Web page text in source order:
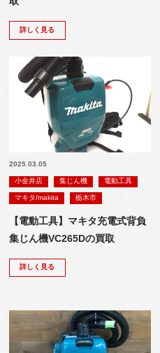
詳しく見る
2025.03.05
小金井店 集じん機 電動工具
マキタ/makita 栃木市
【電動工具】マキタ充電式背負
集じん機VC265Dの買取
詳しく見る